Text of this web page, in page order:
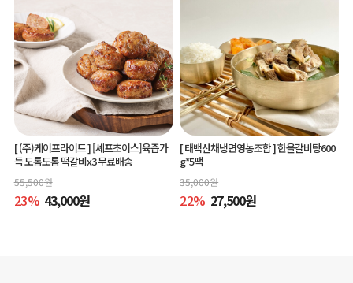
[ (주)케이프라이드 ][셰프초이스]육즙가
득 도톰도톰 떡갈비x3 무료배송
55,500원
23% 43,000원
[ 태백산채냉면영농조합 ]한올갈비탕600
g*5팩
35,000원
22% 27,500원